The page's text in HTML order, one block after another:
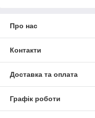
Про нас
Контакти
Доставка та оплата
Графік роботи